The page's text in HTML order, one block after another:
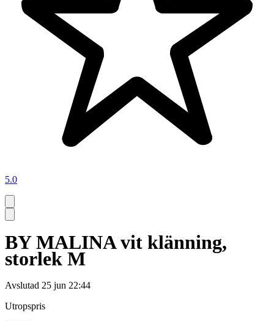
5.0
BY MALINA vit klänning,
storlek M
Avslutad 25 jun 22:44
Utropspris